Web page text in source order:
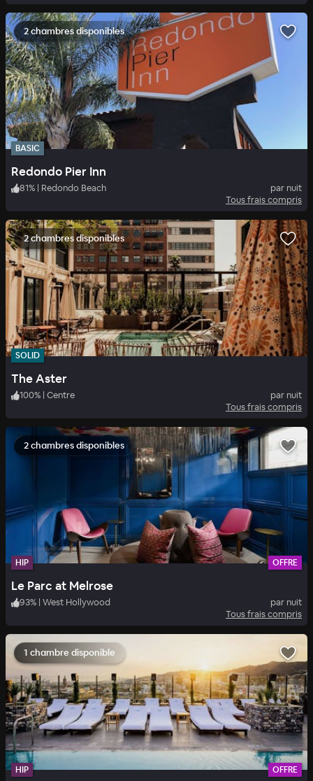
2 chambres disponibles
BASIC
Redondo Pier Inn
81% | Redondo Beach
par nuit
Tous frais compris
2 chambres disponibles
SOLID
The Aster
100% | Centre
par nuit
Tous frais compris
2 chambres disponibles
HIP OFFRE
Le Parc at Melrose
93% | West Hollywood
par nuit
Tous frais compris
1 chambre disponible
HIP OFFRE